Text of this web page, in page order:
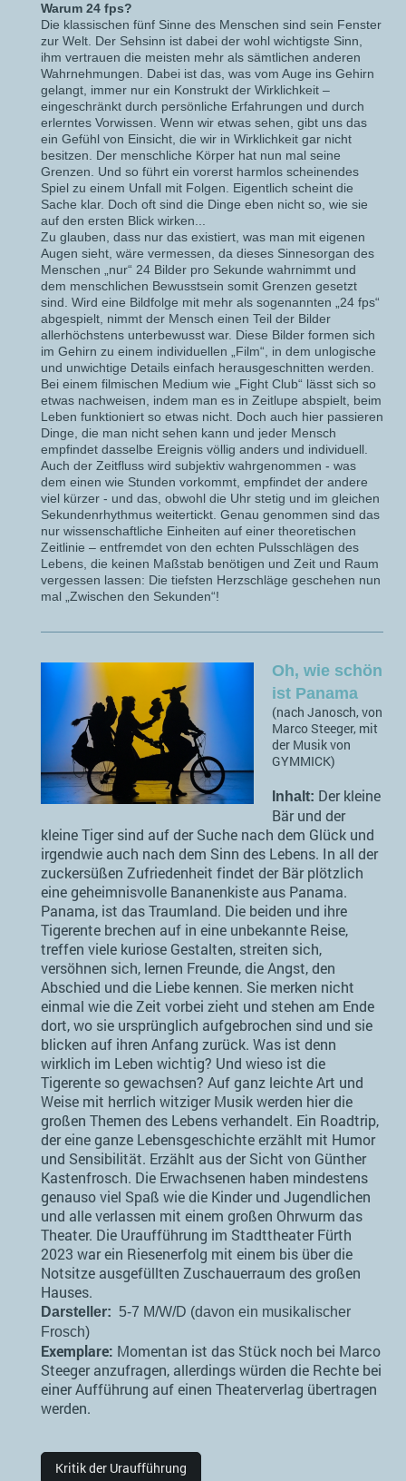
Warum 24 fps?
Die klassischen fünf Sinne des Menschen sind sein Fenster
zur Welt. Der Sehsinn ist dabei der wohl wichtigste Sinn,
ihm vertrauen die meisten mehr als sämtlichen anderen
Wahrnehmungen. Dabei ist das, was vom Auge ins Gehirn
gelangt, immer nur ein Konstrukt der Wirklichkeit –
eingeschränkt durch persönliche Erfahrungen und durch
erlerntes Vorwissen. Wenn wir etwas sehen, gibt uns das
ein Gefühl von Einsicht, die wir in Wirklichkeit gar nicht
besitzen. Der menschliche Körper hat nun mal seine
Grenzen. Und so führt ein vorerst harmlos scheinendes
Spiel zu einem Unfall mit Folgen. Eigentlich scheint die
Sache klar. Doch oft sind die Dinge eben nicht so, wie sie
auf den ersten Blick wirken...
Zu glauben, dass nur das existiert, was man mit eigenen
Augen sieht, wäre vermessen, da dieses Sinnesorgan des
Menschen „nur“ 24 Bilder pro Sekunde wahrnimmt und
dem menschlichen Bewusstsein somit Grenzen gesetzt
sind. Wird eine Bildfolge mit mehr als sogenannten „24 fps“
abgespielt, nimmt der Mensch einen Teil der Bilder
allerhöchstens unterbewusst war. Diese Bilder formen sich
im Gehirn zu einem individuellen „Film“, in dem unlogische
und unwichtige Details einfach herausgeschnitten werden.
Bei einem filmischen Medium wie „Fight Club“ lässt sich so
etwas nachweisen, indem man es in Zeitlupe abspielt, beim
Leben funktioniert so etwas nicht. Doch auch hier passieren
Dinge, die man nicht sehen kann und jeder Mensch
empfindet dasselbe Ereignis völlig anders und individuell.
Auch der Zeitfluss wird subjektiv wahrgenommen - was
dem einen wie Stunden vorkommt, empfindet der andere
viel kürzer - und das, obwohl die Uhr stetig und im gleichen
Sekundenrhythmus weitertickt. Genau genommen sind das
nur wissenschaftliche Einheiten auf einer theoretischen
Zeitlinie – entfremdet von den echten Pulsschlägen des
Lebens, die keinen Maßstab benötigen und Zeit und Raum
vergessen lassen: Die tiefsten Herzschläge geschehen nun
mal „Zwischen den Sekunden“!
Oh, wie schön
ist Panama
(nach Janosch, von
Marco Steeger, mit
der Musik von
GYMMICK)
Inhalt: Der kleine
Bär und der
kleine Tiger sind auf der Suche nach dem Glück und
irgendwie auch nach dem Sinn des Lebens. In all der
zuckersüßen Zufriedenheit findet der Bär plötzlich
eine geheimnisvolle Bananenkiste aus Panama.
Panama, ist das Traumland. Die beiden und ihre
Tigerente brechen auf in eine unbekannte Reise,
treffen viele kuriose Gestalten, streiten sich,
versöhnen sich, lernen Freunde, die Angst, den
Abschied und die Liebe kennen. Sie merken nicht
einmal wie die Zeit vorbei zieht und stehen am Ende
dort, wo sie ursprünglich aufgebrochen sind und sie
blicken auf ihren Anfang zurück. Was ist denn
wirklich im Leben wichtig? Und wieso ist die
Tigerente so gewachsen? Auf ganz leichte Art und
Weise mit herrlich witziger Musik werden hier die
großen Themen des Lebens verhandelt. Ein Roadtrip,
der eine ganze Lebensgeschichte erzählt mit Humor
und Sensibilität. Erzählt aus der Sicht von Günther
Kastenfrosch. Die Erwachsenen haben mindestens
genauso viel Spaß wie die Kinder und Jugendlichen
und alle verlassen mit einem großen Ohrwurm das
Theater. Die Uraufführung im Stadttheater Fürth
2023 war ein Riesenerfolg mit einem bis über die
Notsitze ausgefüllten Zuschauerraum des großen
Hauses.
Darsteller: 5-7 M/W/D (davon ein musikalischer
Frosch)
Exemplare: Momentan ist das Stück noch bei Marco
Steeger anzufragen, allerdings würden die Rechte bei
einer Aufführung auf einen Theaterverlag übertragen
werden.
Kritik der Uraufführung